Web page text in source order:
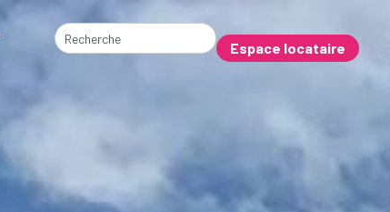
Espace locataire